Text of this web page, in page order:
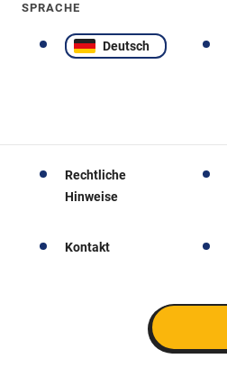
SPRACHE
Deutsch
Rechtliche
Hinweise
Kontakt